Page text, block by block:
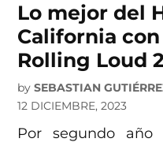
Lo mejor del
California
Rolling Loud
by SEBASTIAN
12 DICIEMBRE, 2023
Por segundo año